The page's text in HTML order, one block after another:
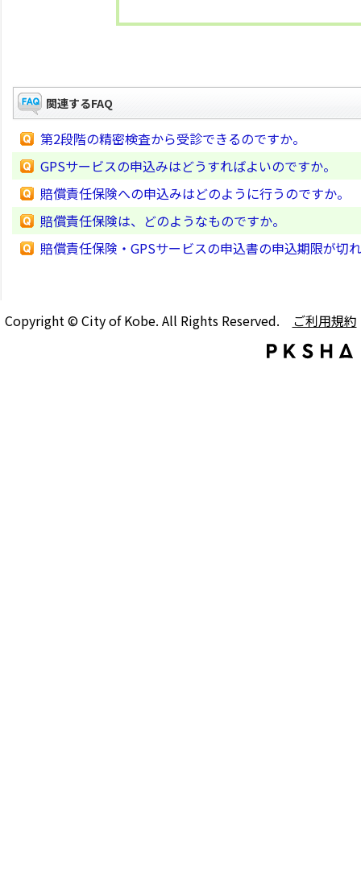
関連するFAQ
第2段階の精密検査から受診できるのですか。
GPSサービスの申込みはどうすればよいのですか。
賠償責任保険への申込みはどのように行うのですか。
賠償責任保険は、どのようなものですか。
賠償責任保険・GPSサービスの申込書の申込期限が切
Copyright © City of Kobe. All Rights Reserved. ご利用規約